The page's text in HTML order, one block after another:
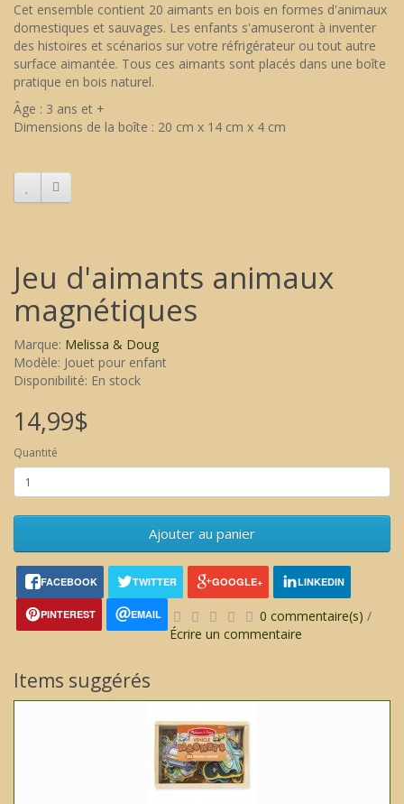
Cet ensemble contient 20 aimants en bois en formes d'animaux
domestiques et sauvages. Les enfants s'amuseront à inventer
des histoires et scénarios sur votre réfrigérateur ou tout autre
surface aimantée. Tous ces aimants sont placés dans une boîte
pratique en bois naturel.
Âge : 3 ans et +
Dimensions de la boîte : 20 cm x 14 cm x 4 cm
Jeu d'aimants animaux
magnétiques
Marque: Melissa & Doug
Modèle: Jouet pour enfant
Disponibilité: En stock
14,99$
Quantité
Ajouter au panier
FACEBOOK TWITTER GOOGLE+ LINKEDIN
PINTEREST EMAIL 0 commentaire(s) /
Écrire un commentaire
Items suggérés